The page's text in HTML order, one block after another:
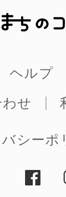
まちのコイン
ヘルプ
せ
シーポ
ヘルプ
せ
バシーポ